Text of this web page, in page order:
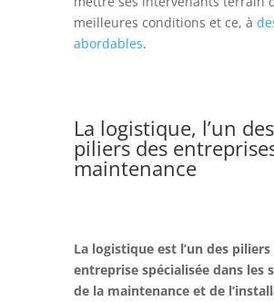
meilleures conditions et ce, à
abordables.
La logistique, l’un des
piliers des
maintenance
La logistique est l’un des piliers
entreprise spécialisée dans les
de la maintenance et de